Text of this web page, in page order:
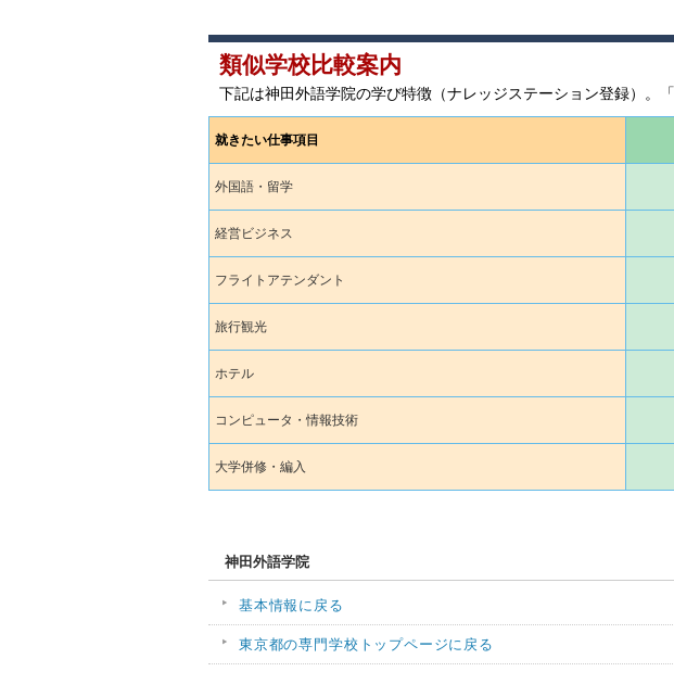
類似学校比較案内
下記は神田外語学院の学び特徴（ナレッジステーション登録）。「
就きたい仕事項目
外国語・留学
経営ビジネス
フライトアテンダント
旅行観光
ホテル
コンピュータ・情報技術
大学併修・編入
神田外語学院
基本情報に戻る
東京都の専門学校トップページに戻る